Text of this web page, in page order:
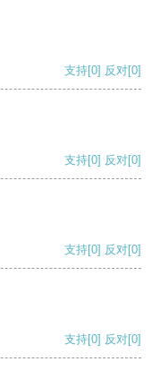
支持[0] 反对[0]
支持[0] 反对[0]
支持[0] 反对[0]
支持[0] 反对[0]